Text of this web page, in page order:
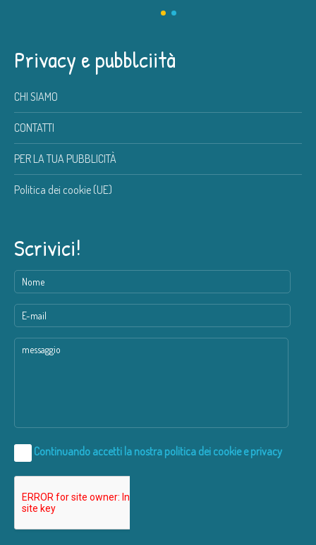
Privacy e pubblciità
CHI SIAMO
CONTATTI
PER LA TUA PUBBLICITÀ
Politica dei cookie (UE)
Scrivici!
Continuando accetti la nostra politica dei cookie e privacy